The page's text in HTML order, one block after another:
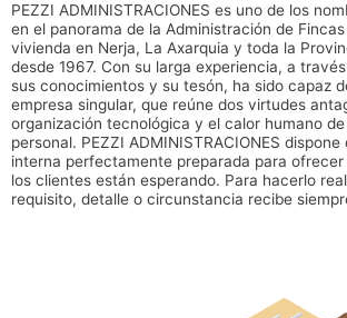
PEZZI ADMINISTRACIONES es uno de los
en el panorama de la Administración de
vivienda en Nerja, La Axarquia y toda la
desde 1967. Con su larga experiencia, a
sus conocimientos y su tesón, ha sido capaz
empresa singular, que reúne dos virtudes
organización tecnológica y el calor humano
personal. PEZZI ADMINISTRACIONES
interna perfectamente preparada para
los clientes están esperando. Para hacerlo
requisito, detalle o circunstancia recibe